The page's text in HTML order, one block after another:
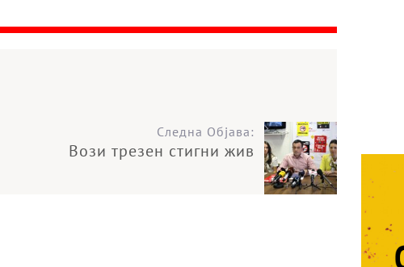
Следна Објава:
Вози трезен стигни жив